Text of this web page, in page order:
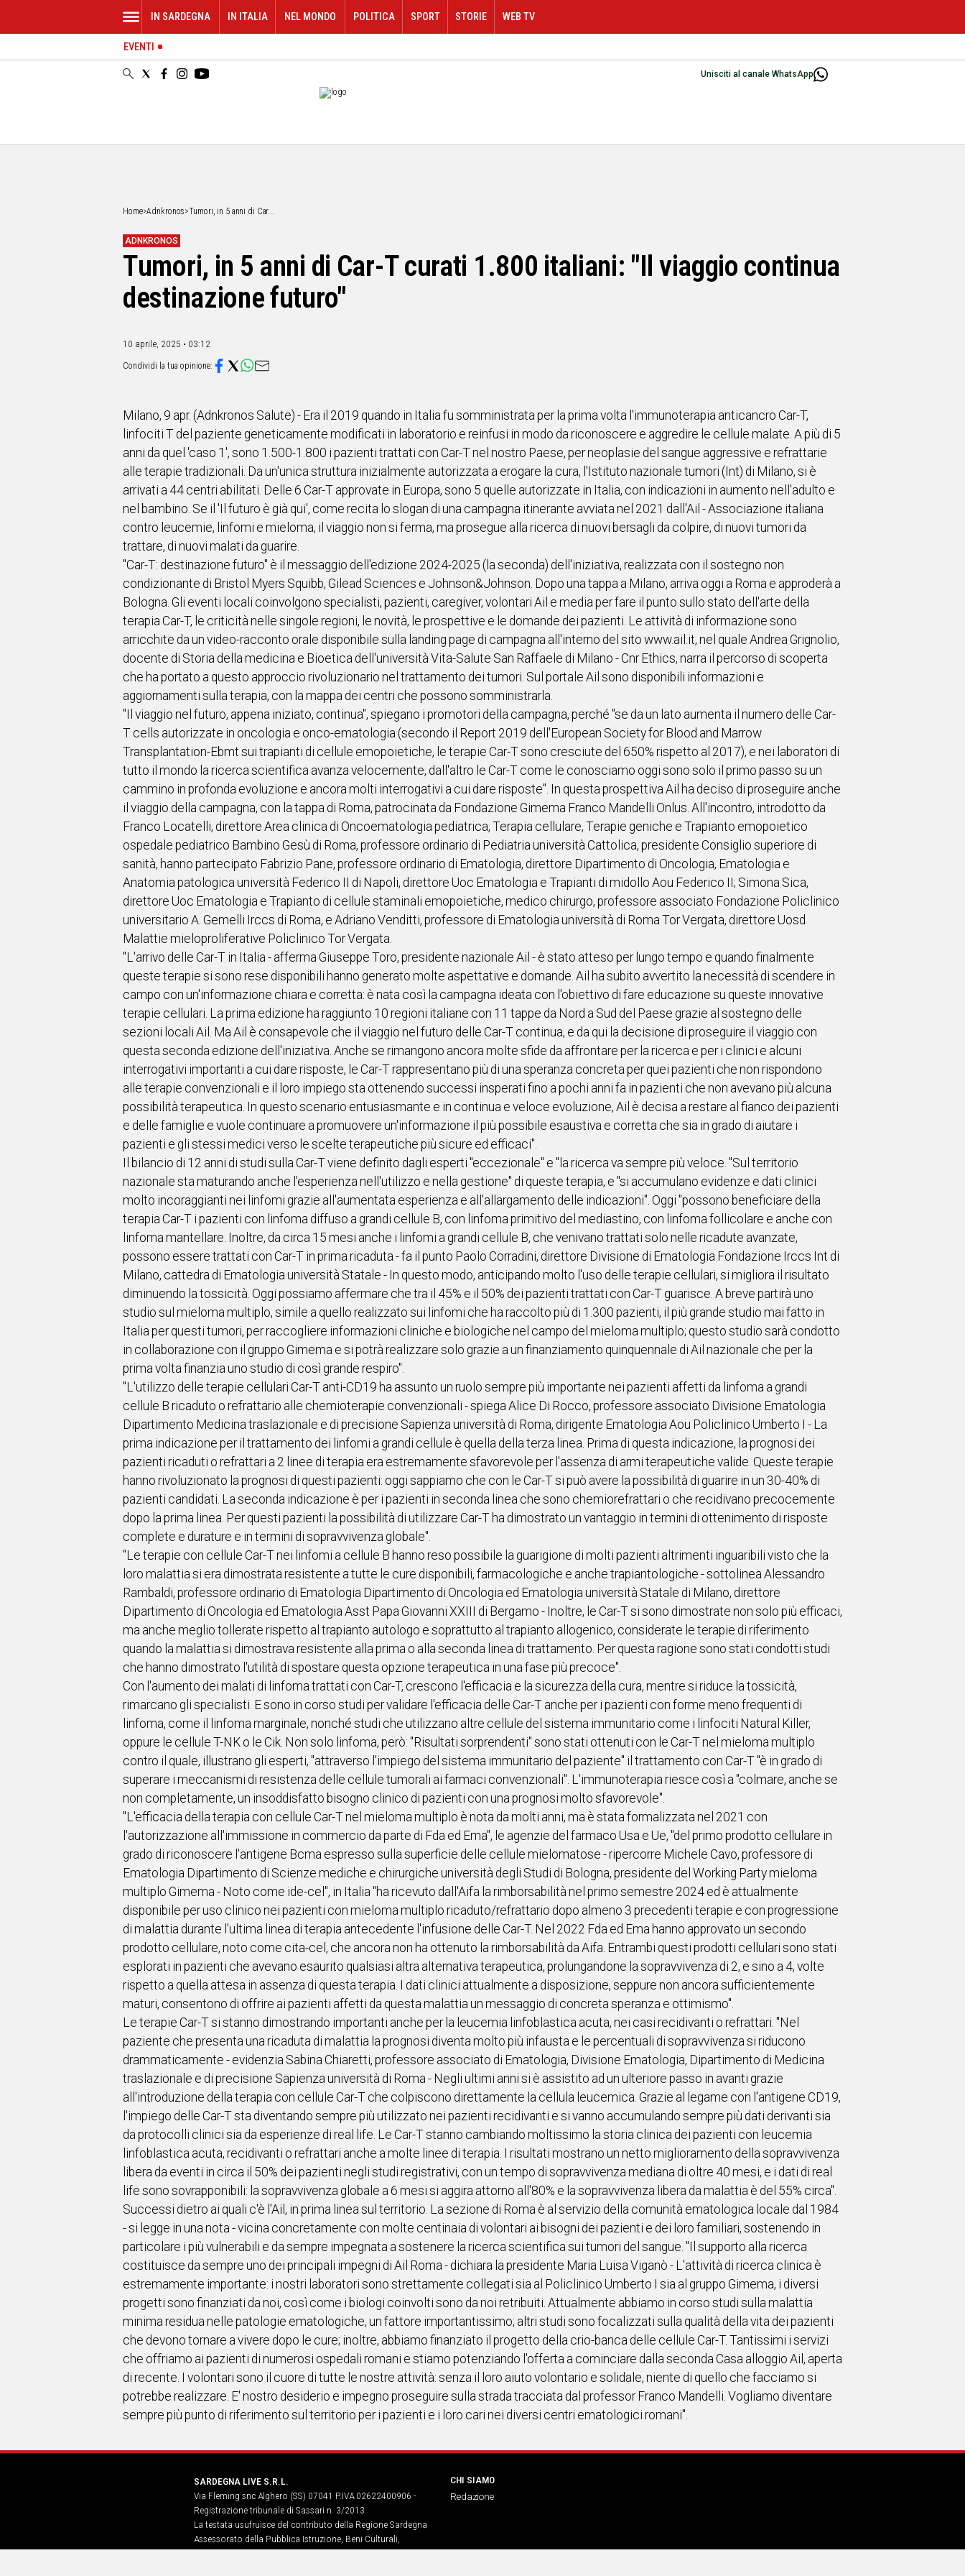
ORISTANO
Vai
Unisciti al canale WhatsApp
IN SARDEGNA IN ITALIA NEL MONDO POLITICA SPORT STORIE WEB TV
EVENTI
Home>Adnkronos>Tumori, in 5 anni di Car...
ADNKRONOS
Tumori, in 5 anni di Car-T curati 1.800 italiani: "Il viaggio continua
destinazione futuro"
10 aprile, 2025 • 03:12
Milano, 9 apr. (Adnkronos Salute) - Era il 2019 quando in Italia fu somministrata per la prima volta l'immunoterapia anticancro Car-T,
linfociti T del paziente geneticamente modificati in laboratorio e reinfusi in modo da riconoscere e aggredire le cellule malate. A più di 5
anni da quel 'caso 1', sono 1.500-1.800 i pazienti trattati con Car-T nel nostro Paese, per neoplasie del sangue aggressive e refrattarie
alle terapie tradizionali. Da un'unica struttura inizialmente autorizzata a erogare la cura, l'Istituto nazionale tumori (Int) di Milano, si è
arrivati a 44 centri abilitati. Delle 6 Car-T approvate in Europa, sono 5 quelle autorizzate in Italia, con indicazioni in aumento nell'adulto e
nel bambino. Se il 'Il futuro è già qui', come recita lo slogan di una campagna itinerante avviata nel 2021 dall'Ail - Associazione italiana
contro leucemie, linfomi e mieloma, il viaggio non si ferma, ma prosegue alla ricerca di nuovi bersagli da colpire, di nuovi tumori da
trattare, di nuovi malati da guarire.
"Car-T: destinazione futuro" è il messaggio dell'edizione 2024-2025 (la seconda) dell'iniziativa, realizzata con il sostegno non
condizionante di Bristol Myers Squibb, Gilead Sciences e Johnson&Johnson. Dopo una tappa a Milano, arriva oggi a Roma e approderà a
Bologna. Gli eventi locali coinvolgono specialisti, pazienti, caregiver, volontari Ail e media per fare il punto sullo stato dell'arte della
terapia Car-T, le criticità nelle singole regioni, le novità, le prospettive e le domande dei pazienti. Le attività di informazione sono
arricchite da un video-racconto orale disponibile sulla landing page di campagna all'interno del sito www.ail.it, nel quale Andrea Grignolio,
docente di Storia della medicina e Bioetica dell'università Vita-Salute San Raffaele di Milano - Cnr Ethics, narra il percorso di scoperta
che ha portato a questo approccio rivoluzionario nel trattamento dei tumori. Sul portale Ail sono disponibili informazioni e
aggiornamenti sulla terapia, con la mappa dei centri che possono somministrarla.
"Il viaggio nel futuro, appena iniziato, continua", spiegano i promotori della campagna, perché "se da un lato aumenta il numero delle Car-
T cells autorizzate in oncologia e onco-ematologia (secondo il Report 2019 dell'European Society for Blood and Marrow
Transplantation-Ebmt sui trapianti di cellule emopoietiche, le terapie Car-T sono cresciute del 650% rispetto al 2017), e nei laboratori di
tutto il mondo la ricerca scientifica avanza velocemente, dall'altro le Car-T come le conosciamo oggi sono solo il primo passo su un
cammino in profonda evoluzione e ancora molti interrogativi a cui dare risposte". In questa prospettiva Ail ha deciso di proseguire anche
il viaggio della campagna, con la tappa di Roma, patrocinata da Fondazione Gimema Franco Mandelli Onlus. All'incontro, introdotto da
Franco Locatelli, direttore Area clinica di Oncoematologia pediatrica, Terapia cellulare, Terapie geniche e Trapianto emopoietico
ospedale pediatrico Bambino Gesù di Roma, professore ordinario di Pediatria università Cattolica, presidente Consiglio superiore di
sanità, hanno partecipato Fabrizio Pane, professore ordinario di Ematologia, direttore Dipartimento di Oncologia, Ematologia e
Anatomia patologica università Federico II di Napoli, direttore Uoc Ematologia e Trapianti di midollo Aou Federico II; Simona Sica,
direttore Uoc Ematologia e Trapianto di cellule staminali emopoietiche, medico chirurgo, professore associato Fondazione Policlinico
universitario A. Gemelli Irccs di Roma, e Adriano Venditti, professore di Ematologia università di Roma Tor Vergata, direttore Uosd
Malattie mieloproliferative Policlinico Tor Vergata.
"L'arrivo delle Car-T in Italia - afferma Giuseppe Toro, presidente nazionale Ail - è stato atteso per lungo tempo e quando finalmente
queste terapie si sono rese disponibili hanno generato molte aspettative e domande. Ail ha subito avvertito la necessità di scendere in
campo con un'informazione chiara e corretta: è nata così la campagna ideata con l'obiettivo di fare educazione su queste innovative
terapie cellulari. La prima edizione ha raggiunto 10 regioni italiane con 11 tappe da Nord a Sud del Paese grazie al sostegno delle
sezioni locali Ail. Ma Ail è consapevole che il viaggio nel futuro delle Car-T continua, e da qui la decisione di proseguire il viaggio con
questa seconda edizione dell'iniziativa. Anche se rimangono ancora molte sfide da affrontare per la ricerca e per i clinici e alcuni
interrogativi importanti a cui dare risposte, le Car-T rappresentano più di una speranza concreta per quei pazienti che non rispondono
alle terapie convenzionali e il loro impiego sta ottenendo successi insperati fino a pochi anni fa in pazienti che non avevano più alcuna
possibilità terapeutica. In questo scenario entusiasmante e in continua e veloce evoluzione, Ail è decisa a restare al fianco dei pazienti
e delle famiglie e vuole continuare a promuovere un'informazione il più possibile esaustiva e corretta che sia in grado di aiutare i
pazienti e gli stessi medici verso le scelte terapeutiche più sicure ed efficaci".
Il bilancio di 12 anni di studi sulla Car-T viene definito dagli esperti "eccezionale" e "la ricerca va sempre più veloce. "Sul territorio
nazionale sta maturando anche l'esperienza nell'utilizzo e nella gestione" di queste terapia, e "si accumulano evidenze e dati clinici
molto incoraggianti nei linfomi grazie all'aumentata esperienza e all'allargamento delle indicazioni". Oggi "possono beneficiare della
terapia Car-T i pazienti con linfoma diffuso a grandi cellule B, con linfoma primitivo del mediastino, con linfoma follicolare e anche con
linfoma mantellare. Inoltre, da circa 15 mesi anche i linfomi a grandi cellule B, che venivano trattati solo nelle ricadute avanzate,
possono essere trattati con Car-T in prima ricaduta - fa il punto Paolo Corradini, direttore Divisione di Ematologia Fondazione Irccs Int di
Milano, cattedra di Ematologia università Statale - In questo modo, anticipando molto l'uso delle terapie cellulari, si migliora il risultato
diminuendo la tossicità. Oggi possiamo affermare che tra il 45% e il 50% dei pazienti trattati con Car-T guarisce. A breve partirà uno
studio sul mieloma multiplo, simile a quello realizzato sui linfomi che ha raccolto più di 1.300 pazienti, il più grande studio mai fatto in
Italia per questi tumori, per raccogliere informazioni cliniche e biologiche nel campo del mieloma multiplo; questo studio sarà condotto
in collaborazione con il gruppo Gimema e si potrà realizzare solo grazie a un finanziamento quinquennale di Ail nazionale che per la
prima volta finanzia uno studio di così grande respiro".
"L'utilizzo delle terapie cellulari Car-T anti-CD19 ha assunto un ruolo sempre più importante nei pazienti affetti da linfoma a grandi
cellule B ricaduto o refrattario alle chemioterapie convenzionali - spiega Alice Di Rocco, professore associato Divisione Ematologia
Dipartimento Medicina traslazionale e di precisione Sapienza università di Roma, dirigente Ematologia Aou Policlinico Umberto I - La
prima indicazione per il trattamento dei linfomi a grandi cellule è quella della terza linea. Prima di questa indicazione, la prognosi dei
pazienti ricaduti o refrattari a 2 linee di terapia era estremamente sfavorevole per l'assenza di armi terapeutiche valide. Queste terapie
hanno rivoluzionato la prognosi di questi pazienti: oggi sappiamo che con le Car-T si può avere la possibilità di guarire in un 30-40% di
pazienti candidati. La seconda indicazione è per i pazienti in seconda linea che sono chemiorefrattari o che recidivano precocemente
dopo la prima linea. Per questi pazienti la possibilità di utilizzare Car-T ha dimostrato un vantaggio in termini di ottenimento di risposte
complete e durature e in termini di sopravvivenza globale".
"Le terapie con cellule Car-T nei linfomi a cellule B hanno reso possibile la guarigione di molti pazienti altrimenti inguaribili visto che la
loro malattia si era dimostrata resistente a tutte le cure disponibili, farmacologiche e anche trapiantologiche - sottolinea Alessandro
Rambaldi, professore ordinario di Ematologia Dipartimento di Oncologia ed Ematologia università Statale di Milano, direttore
Dipartimento di Oncologia ed Ematologia Asst Papa Giovanni XXIII di Bergamo - Inoltre, le Car-T si sono dimostrate non solo più efficaci,
ma anche meglio tollerate rispetto al trapianto autologo e soprattutto al trapianto allogenico, considerate le terapie di riferimento
quando la malattia si dimostrava resistente alla prima o alla seconda linea di trattamento. Per questa ragione sono stati condotti studi
che hanno dimostrato l'utilità di spostare questa opzione terapeutica in una fase più precoce".
Con l'aumento dei malati di linfoma trattati con Car-T, crescono l'efficacia e la sicurezza della cura, mentre si riduce la tossicità,
rimarcano gli specialisti. E sono in corso studi per validare l'efficacia delle Car-T anche per i pazienti con forme meno frequenti di
linfoma, come il linfoma marginale, nonché studi che utilizzano altre cellule del sistema immunitario come i linfociti Natural Killer,
oppure le cellule T-NK o le Cik. Non solo linfoma, però: "Risultati sorprendenti" sono stati ottenuti con le Car-T nel mieloma multiplo
contro il quale, illustrano gli esperti, "attraverso l'impiego del sistema immunitario del paziente" il trattamento con Car-T "è in grado di
superare i meccanismi di resistenza delle cellule tumorali ai farmaci convenzionali". L'immunoterapia riesce così a "colmare, anche se
non completamente, un insoddisfatto bisogno clinico di pazienti con una prognosi molto sfavorevole".
"L'efficacia della terapia con cellule Car-T nel mieloma multiplo è nota da molti anni, ma è stata formalizzata nel 2021 con
l'autorizzazione all'immissione in commercio da parte di Fda ed Ema", le agenzie del farmaco Usa e Ue, "del primo prodotto cellulare in
grado di riconoscere l'antigene Bcma espresso sulla superficie delle cellule mielomatose - ripercorre Michele Cavo, professore di
Ematologia Dipartimento di Scienze mediche e chirurgiche università degli Studi di Bologna, presidente del Working Party mieloma
multiplo Gimema - Noto come ide-cel", in Italia "ha ricevuto dall'Aifa la rimborsabilità nel primo semestre 2024 ed è attualmente
disponibile per uso clinico nei pazienti con mieloma multiplo ricaduto/refrattario dopo almeno 3 precedenti terapie e con progressione
di malattia durante l'ultima linea di terapia antecedente l'infusione delle Car-T. Nel 2022 Fda ed Ema hanno approvato un secondo
prodotto cellulare, noto come cita-cel, che ancora non ha ottenuto la rimborsabilità da Aifa. Entrambi questi prodotti cellulari sono stati
esplorati in pazienti che avevano esaurito qualsiasi altra alternativa terapeutica, prolungandone la sopravvivenza di 2, e sino a 4, volte
rispetto a quella attesa in assenza di questa terapia. I dati clinici attualmente a disposizione, seppure non ancora sufficientemente
maturi, consentono di offrire ai pazienti affetti da questa malattia un messaggio di concreta speranza e ottimismo".
Le terapie Car-T si stanno dimostrando importanti anche per la leucemia linfoblastica acuta, nei casi recidivanti o refrattari. "Nel
paziente che presenta una ricaduta di malattia la prognosi diventa molto più infausta e le percentuali di sopravvivenza si riducono
drammaticamente - evidenzia Sabina Chiaretti, professore associato di Ematologia, Divisione Ematologia, Dipartimento di Medicina
traslazionale e di precisione Sapienza università di Roma - Negli ultimi anni si è assistito ad un ulteriore passo in avanti grazie
all'introduzione della terapia con cellule Car-T che colpiscono direttamente la cellula leucemica. Grazie al legame con l'antigene CD19,
l'impiego delle Car-T sta diventando sempre più utilizzato nei pazienti recidivanti e si vanno accumulando sempre più dati derivanti sia
da protocolli clinici sia da esperienze di real life. Le Car-T stanno cambiando moltissimo la storia clinica dei pazienti con leucemia
linfoblastica acuta, recidivanti o refrattari anche a molte linee di terapia. I risultati mostrano un netto miglioramento della sopravvivenza
libera da eventi in circa il 50% dei pazienti negli studi registrativi, con un tempo di sopravvivenza mediana di oltre 40 mesi, e i dati di real
life sono sovrapponibili: la sopravvivenza globale a 6 mesi si aggira attorno all'80% e la sopravvivenza libera da malattia è del 55% circa".
Successi dietro ai quali c'è l'Ail, in prima linea sul territorio. La sezione di Roma è al servizio della comunità ematologica locale dal 1984
- si legge in una nota - vicina concretamente con molte centinaia di volontari ai bisogni dei pazienti e dei loro familiari, sostenendo in
particolare i più vulnerabili e da sempre impegnata a sostenere la ricerca scientifica sui tumori del sangue. "Il supporto alla ricerca
costituisce da sempre uno dei principali impegni di Ail Roma - dichiara la presidente Maria Luisa Viganò - L'attività di ricerca clinica è
estremamente importante: i nostri laboratori sono strettamente collegati sia al Policlinico Umberto I sia al gruppo Gimema, i diversi
progetti sono finanziati da noi, così come i biologi coinvolti sono da noi retribuiti. Attualmente abbiamo in corso studi sulla malattia
minima residua nelle patologie ematologiche, un fattore importantissimo; altri studi sono focalizzati sulla qualità della vita dei pazienti
che devono tornare a vivere dopo le cure; inoltre, abbiamo finanziato il progetto della crio-banca delle cellule Car-T. Tantissimi i servizi
che offriamo ai pazienti di numerosi ospedali romani e stiamo potenziando l'offerta a cominciare dalla seconda Casa alloggio Ail, aperta
di recente. I volontari sono il cuore di tutte le nostre attività: senza il loro aiuto volontario e solidale, niente di quello che facciamo si
potrebbe realizzare. E' nostro desiderio e impegno proseguire sulla strada tracciata dal professor Franco Mandelli. Vogliamo diventare
sempre più punto di riferimento sul territorio per i pazienti e i loro cari nei diversi centri ematologici romani".
SARDEGNA LIVE S.R.L.
Via Fleming snc Alghero (SS) 07041 P.IVA 02622400906 -
Registrazione tribunale di Sassari n. 3/2013
La testata usufruisce del contributo della Regione Sardegna
Assessorato della Pubblica Istruzione, Beni Culturali,
Informazione, Spettacolo e Sport. legge regionale 13 aprile 2017
CHI SIAMO
Redazione